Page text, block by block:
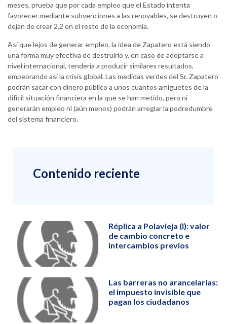
meses, prueba que por cada empleo que el Estado intenta
favorecer mediante subvenciones a las renovables, se destruyen o
dejan de crear 2,2 en el resto de la economía.
Así que lejos de generar empleo, la idea de Zapatero está siendo
una forma muy efectiva de destruirlo y, en caso de adoptarse a
nivel internacional, tendería a producir similares resultados,
empeorando así la crisis global. Las medidas verdes del Sr. Zapatero
podrán sacar con dinero público a unos cuantos amiguetes de la
difícil situación financiera en la que se han metido, pero ni
generarán empleo ni (aún menos) podrán arreglar la podredumbre
del sistema financiero.
Contenido reciente
Réplica a Polavieja (I): valor
de cambio concreto e
intercambios previos
Las barreras no arancelarias:
el impuesto invisible que
pagan los ciudadanos